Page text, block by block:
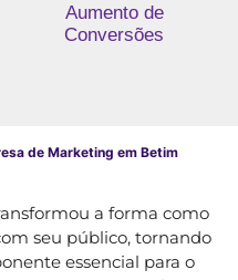
Aumento de
Conversões
de Marketing em Betim
a forma como
seu público, tornando
essencial para o